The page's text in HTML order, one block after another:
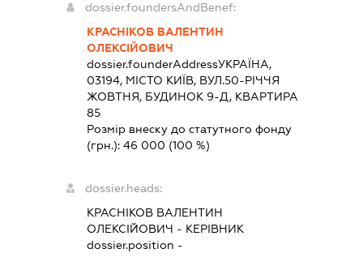
dossier.foundersAndBenef:
КРАСНІКОВ ВАЛЕНТИН
ОЛЕКСІЙОВИЧ
dossier.founderAddressУКРАЇНА,
03194, МІСТО КИЇВ, ВУЛ.50-РІЧЧЯ
ЖОВТНЯ, БУДИНОК 9-Д, КВАРТИРА
85
Розмір внеску до статутного фонду
(грн.):46 000 (100 %)
dossier.heads:
КРАСНІКОВ ВАЛЕНТИН
ОЛЕКСІЙОВИЧ - КЕРІВНИК
dossier.position -